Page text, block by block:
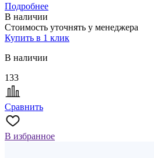
Подробнее
В наличии
Стоимость уточнять у менеджера
Купить в 1 клик
В наличии
133
Сравнить
В избранное